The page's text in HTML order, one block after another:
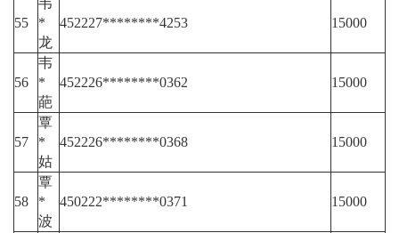
55
韦
*
龙
452227********4253 15000
56
韦
*
葩
452226********0362 15000
57
覃
*
姑
452226********0368 15000
58
覃
*
波
450222********0371 15000